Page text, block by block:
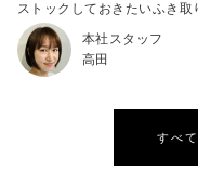
本社スタッフ
高田
すべ